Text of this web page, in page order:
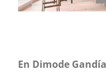
En Dimode